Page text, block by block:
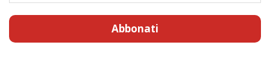
Abbonati